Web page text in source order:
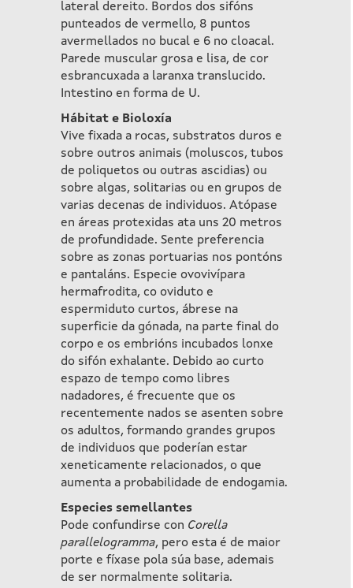
lateral dereito. Bordos dos sifóns
punteados de vermello, 8 puntos
avermellados no bucal e 6 no cloacal.
Parede muscular grosa e lisa, de cor
esbrancuxada a laranxa translucido.
Intestino en forma de U.
Hábitat e Bioloxía
Vive fixada a rocas, substratos duros e
sobre outros animais (moluscos, tubos
de poliquetos ou outras ascidias) ou
sobre algas, solitarias ou en grupos de
varias decenas de individuos. Atópase
en áreas protexidas ata uns 20 metros
de profundidade. Sente preferencia
sobre as zonas portuarias nos pontóns
e pantaláns. Especie ovovivípara
hermafrodita, co oviduto e
espermiduto curtos, ábrese na
superficie da gónada, na parte final do
corpo e os embrións incubados lonxe
do sifón exhalante. Debido ao curto
espazo de tempo como libres
nadadores, é frecuente que os
recentemente nados se asenten sobre
os adultos, formando grandes grupos
de individuos que poderían estar
xeneticamente relacionados, o que
aumenta a probabilidade de endogamia.
Especies semellantes
Pode confundirse con Corella
parallelogramma, pero esta é de maior
porte e fíxase pola súa base, ademais
de ser normalmente solitaria.